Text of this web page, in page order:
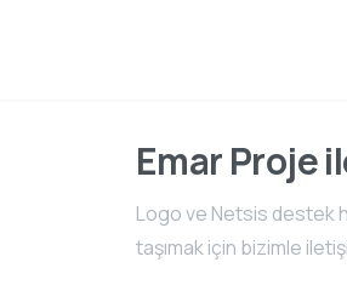
Emar Proje
Logo ve Netsis destek
taşımak için bizimle